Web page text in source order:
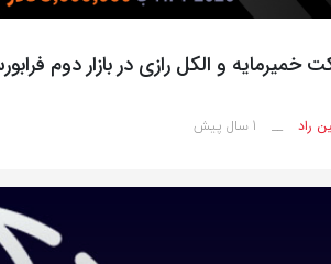
و الکل رازی در بازار دوم
راد __ 1 سال پیش